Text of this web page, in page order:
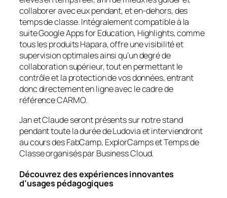
collaborer avec eux pendant, et en-dehors, des
temps de classe. Intégralement compatible à la
suite Google Apps for Education, Highlights, comme
tous les produits Hapara, offre une visibilité et
supervision optimales ainsi qu’un degré de
collaboration supérieur, tout en permettant le
contrôle et la protection de vos données, entrant
donc directement en ligne avec le cadre de
référence CARMO.
Jan et Claude seront présents sur notre stand
pendant toute la durée de Ludovia et interviendront
au cours des FabCamp, ExplorCamps et Temps de
Classe organisés par Business Cloud.
Découvrez des expériences innovantes
d’usages pédagogiques